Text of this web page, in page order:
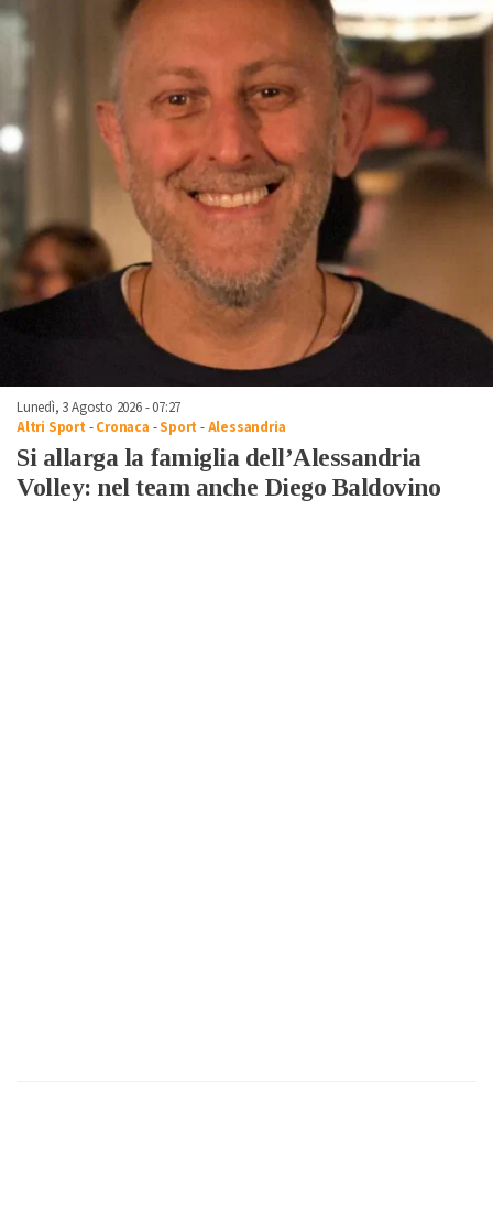
Lunedì, 3 Agosto 2026 - 07:27
Altri Sport -Cronaca -Sport -Alessandria
Si allarga la famiglia dell’Alessandria
Volley: nel team anche Diego Baldovino